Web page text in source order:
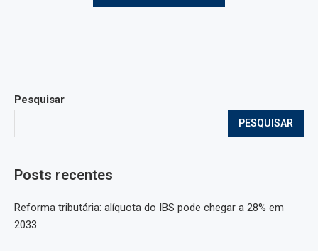
Pesquisar
PESQUISAR
Posts recentes
Reforma tributária: alíquota do IBS pode chegar a 28% em
2033